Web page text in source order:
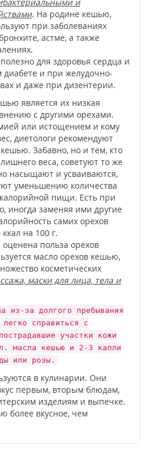
. На родине кешью,
при заболеваниях
астме, а также
для здоровья сердца и
диабете и при желудочно-
и даже при дизентерии.
является их низкая
с другими орехами.
или истощением и кому
диетологи рекомендуют
Забавно, но и тем, кто
веса, советуют то же
насыщают и усваиваются,
уменьшению количества
пищи. Есть при
иногда заменяя ими другие
самих орехов
на 100 г.
оценена польза орехов
масло орехов кешью,
косметических
маски для лица, тела и
из-за долгого пребывания
справиться с
участки кожи
масла кешью и 2-3 капли
или розы.
в кулинарии. Они
первым, вторым блюдам,
изделиям и выпечке.
более вкусное, чем